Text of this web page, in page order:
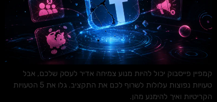
קמפיין פייסבוק יכול להיות מנוע צמיחה אדיר לעסק שלכם, אבל
טעויות נפוצות עלולות לשרוף לכם את התקציב. גלו את 5 הטעויות
הקריטיות ואיך להימנע מהן.